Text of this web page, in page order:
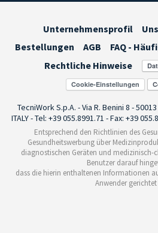
Unternehmensprofil
Bestellungen
AGB FAQ -
Rechtliche Hinweise
Cookie-Einstellungen
TecniWork S.p.A. - Via R. Benini 8 -
ITALY - Tel: +39 055.8991.71 - Fax: +39
Entsprechend den Richtlinien des
Gesundheitswerbung über
diagnostischen Geräten und medizinisch-
Benutzer darauf
dass die hierin enthaltenen Informationen
Anwender gerichtet